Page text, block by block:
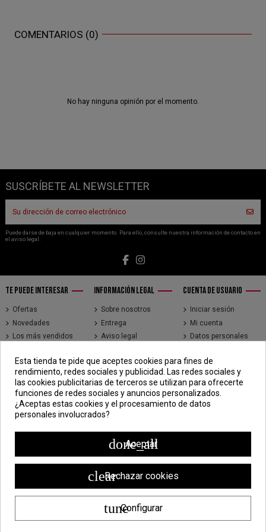
COMENTARIOS (0)
No hay ninguna opinión por el momento.
SUSCRÍBETE AL NEWSLETTER
Puede darse de baja en cualquier momento. Para ello, consulte nuestra información de contacto en
el aviso legal.
TE PUEDE INTERESAR
Ofertas
Novedades
Los más vendidos
INFORMACIÓN LEGAL
Sobre nosotros
Entrega
Aviso legal
condiciones de uso
Pago seguro
CUENTA DE USUARIO
Iniciar sesión
Mi cuenta
Datos personales
Direcciones
Seguimiento de
pedidos de clientes
invitados
CONTÁCTENOS
CDV - Componentes Diesel Vidal
Jr. 3 de Febrero 1390, Lima 15018
998 304 695 | 988 338 835
ventas@componentesdieselvidal.com
Esta tienda te pide que aceptes cookies para fines de
rendimiento, redes sociales y publicidad. Las redes sociales y
las cookies publicitarias de terceros se utilizan para ofrecerte
funciones de redes sociales y anuncios personalizados.
¿Aceptas estas cookies y el procesamiento de datos
personales involucrados?
done_all
Aceptar
clearRechazar cookies
tuneConfigurar